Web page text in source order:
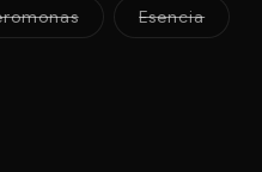
Variante
agotada
Esencia